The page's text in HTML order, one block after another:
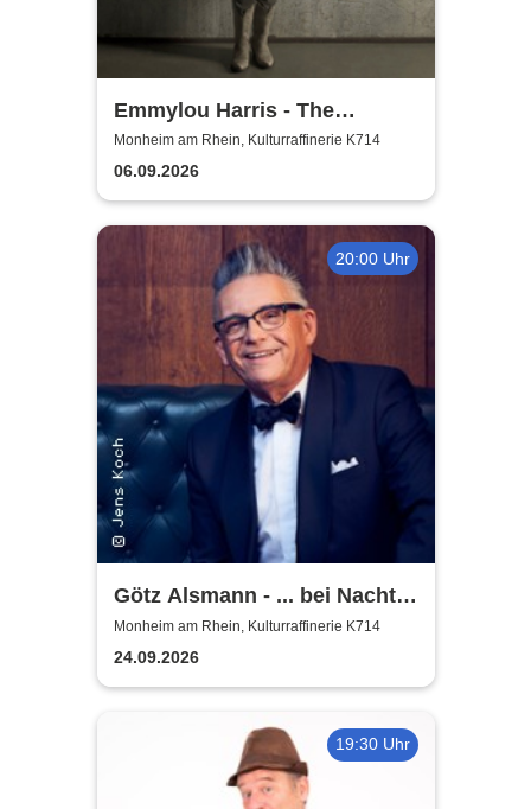
Emmylou Harris - The
European Farewell Tour
Monheim am Rhein, Kulturraffinerie K714
06.09.2026
20:00 Uhr
Götz Alsmann - ... bei Nacht
...
Monheim am Rhein, Kulturraffinerie K714
24.09.2026
19:30 Uhr